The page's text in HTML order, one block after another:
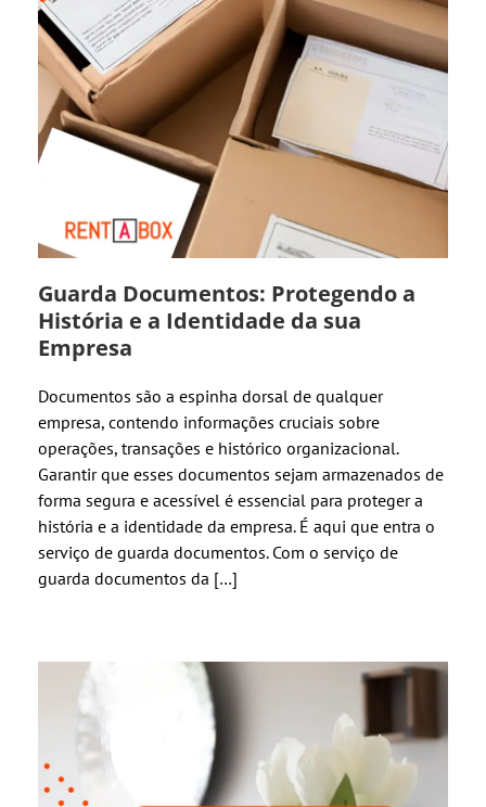
Guarda Documentos: Protegendo a
História e a Identidade da sua
Empresa
Documentos são a espinha dorsal de qualquer
empresa, contendo informações cruciais sobre
operações, transações e histórico organizacional.
Garantir que esses documentos sejam armazenados de
forma segura e acessível é essencial para proteger a
história e a identidade da empresa. É aqui que entra o
serviço de guarda documentos. Com o serviço de
guarda documentos da […]